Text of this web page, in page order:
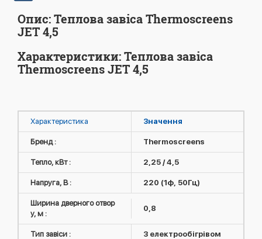
Опис: Теплова завіса Thermoscreens
JET 4,5
Характеристики: Теплова завіса
Thermoscreens JET 4,5
Характеристика Значення
Бренд : Thermoscreens
Тепло, кВт : 2,25 / 4,5
Напруга, В : 220 (1ф, 50Гц)
Ширина дверного отвор
у, м :
0,8
Тип завіси : З електрообігрівом